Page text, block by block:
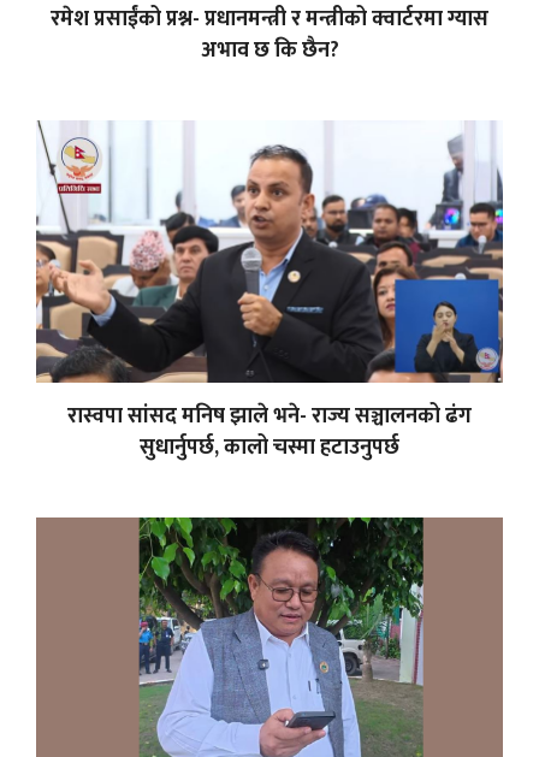
रमेश प्रसाईंको प्रश्न- प्रधानमन्त्री र मन्त्रीको क्वार्टरमा ग्यास
अभाव छ कि छैन?
रास्वपा सांसद मनिष झाले भने- राज्य सञ्चालनको ढंग
सुधार्नुपर्छ, कालो चस्मा हटाउनुपर्छ